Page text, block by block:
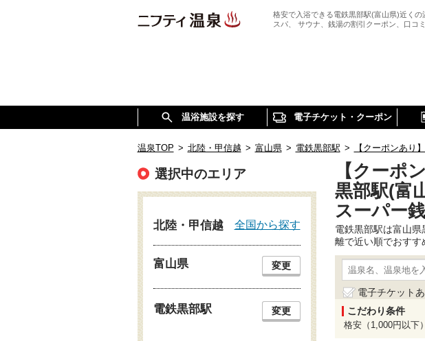
格安で入浴できる電鉄黒部駅(富山県)近くの
スパ、 サウナ、銭湯の割引クーポン、口コ
温浴施設を探す 電子チケット・クーポン
温泉TOP > 北陸・甲信越 > 富山県 > 電鉄黒部駅 > 【クーポンあり
【クーポ
黒部駅(富
スーパー
電鉄黒部駅は富山
離で近い順でおすす
電子チケット
こだわり条件
格安（1,000円以下）
選択中のエリア
北陸・甲信越 全国から探す
富山県 変更
電鉄黒部駅 変更